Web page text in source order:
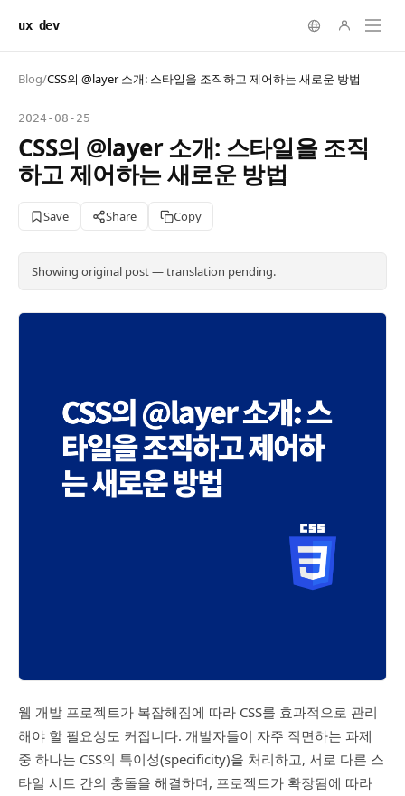
ux dev
Blog/CSS의 @layer 소개: 스타일을 조직하고 제어하는 새로운 방법
2024-08-25
CSS의 @layer 소개: 스타일을 조직
하고 제어하는 새로운 방법
Save Share Copy
Showing original post — translation pending.
웹 개발 프로젝트가 복잡해짐에 따라 CSS를 효과적으로 관리
해야 할 필요성도 커집니다. 개발자들이 자주 직면하는 과제
중 하나는 CSS의 특이성(specificity)을 처리하고, 서로 다른 스
타일 시트 간의 충돌을 해결하며, 프로젝트가 확장됨에 따라